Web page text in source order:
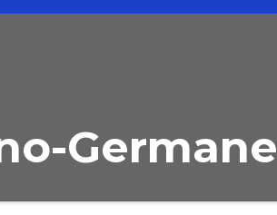
Germane